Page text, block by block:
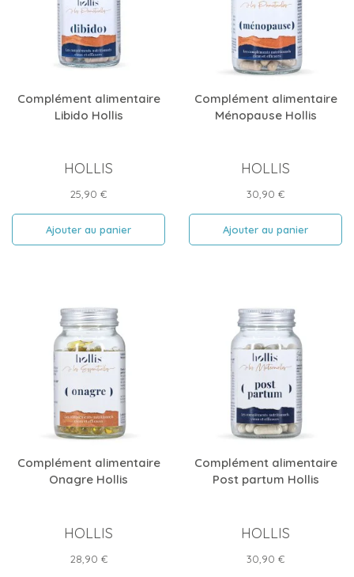
Complément alimentaire
Libido Hollis
HOLLIS
Prix
25,90 €
Ajouter au panier
Complément alimentaire
Ménopause Hollis
HOLLIS
Prix
30,90 €
Ajouter au panier
Complément alimentaire
Onagre Hollis
HOLLIS
Prix
28,90 €
Complément alimentaire
Post partum Hollis
HOLLIS
Prix
30,90 €